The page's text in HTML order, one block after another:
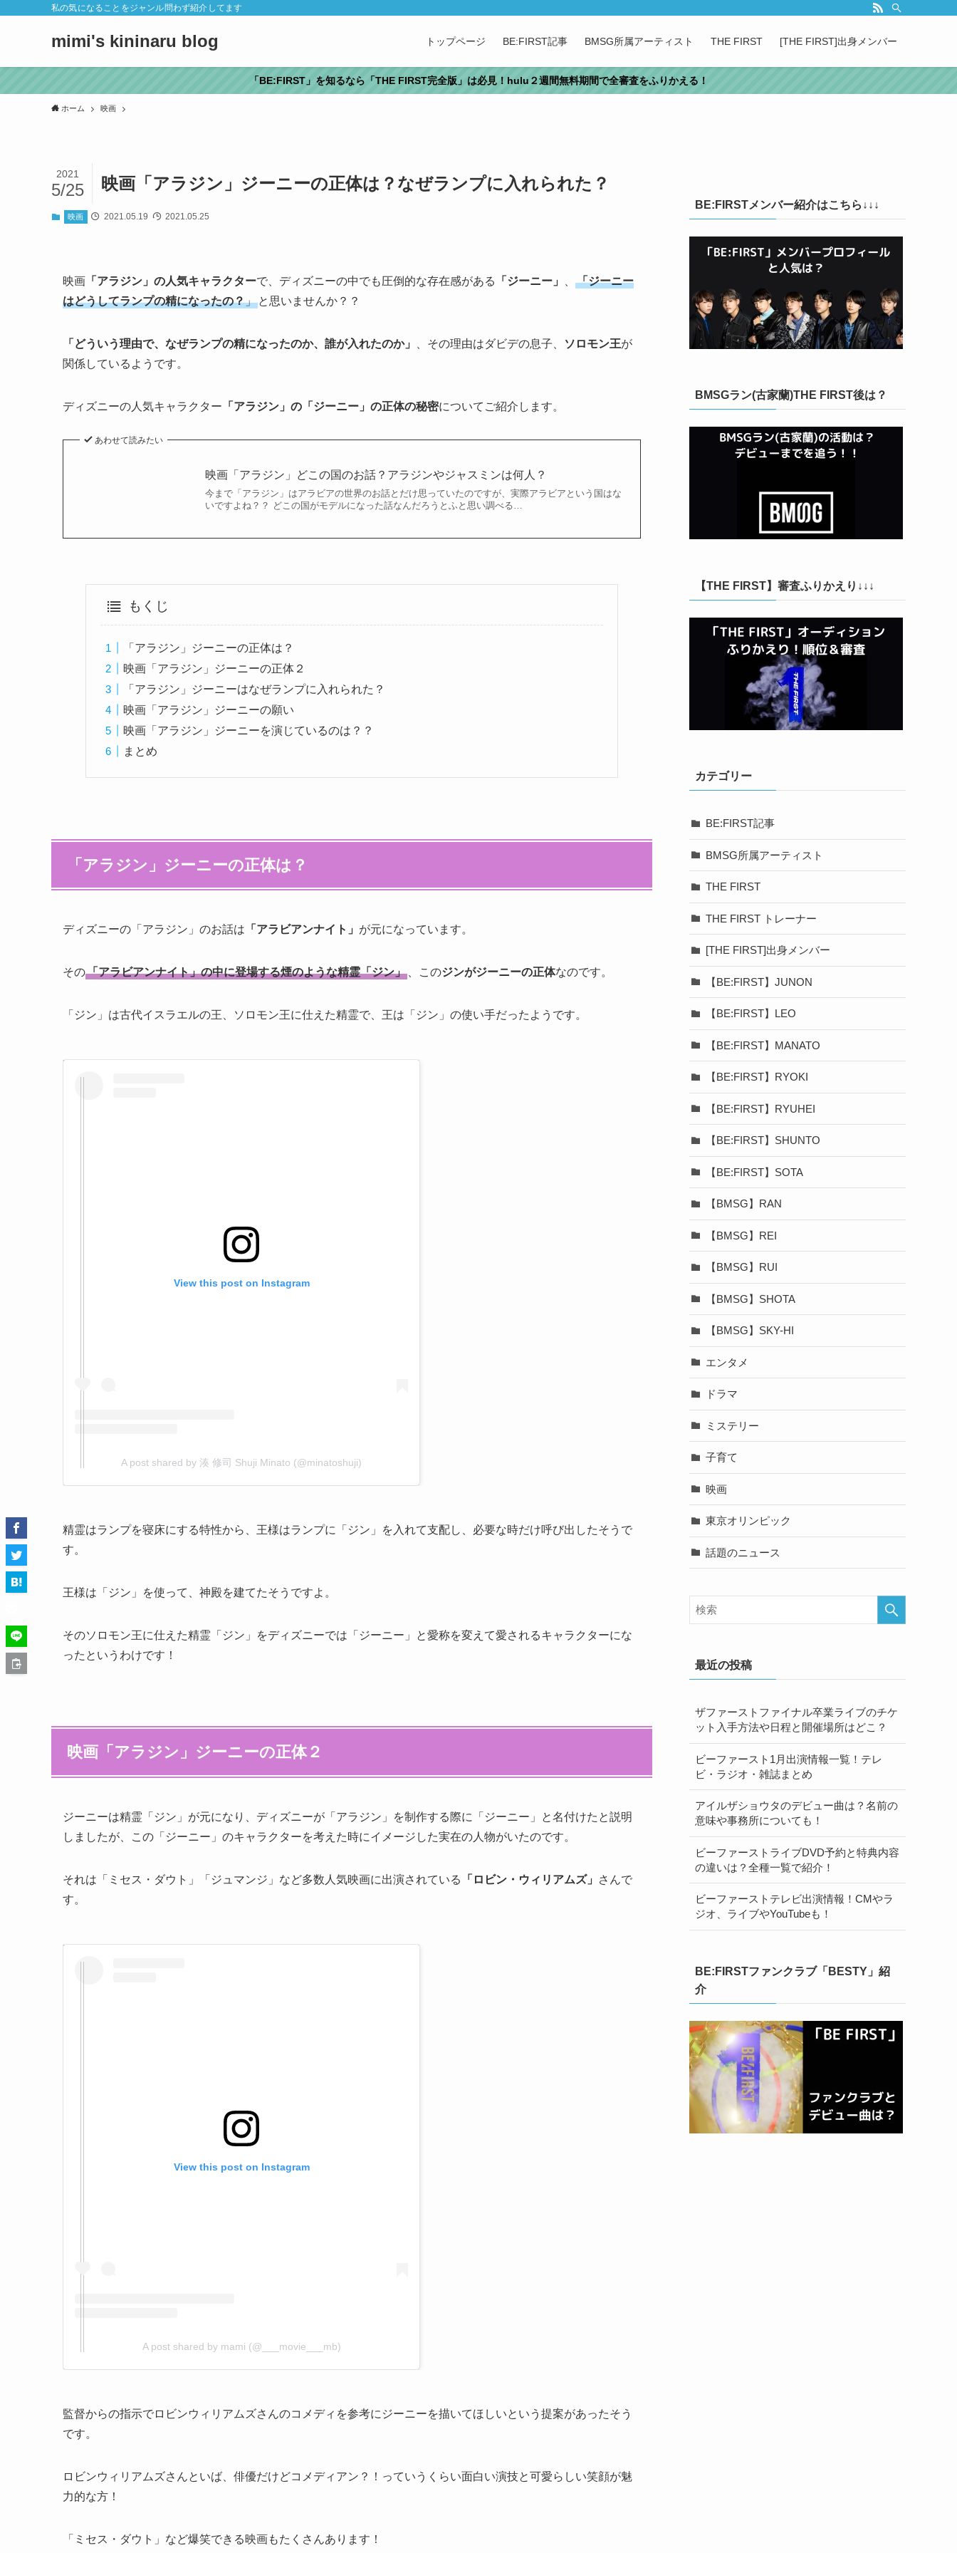
私の気になることをジャンル問わず紹介してます
mimi's kininaru blog トップページ BE:FIRST記事 BMSG所属アーティスト THE FIRST [THE FIRST]出身メンバー
「BE:FIRST」を知るなら「THE FIRST完全版」は必見！hulu２週間無料期間で全審査をふりかえる！
ホーム 映画
映画「アラジン」ジーニーの正体は？なぜランプに入れられた？
2021
5/25
映画 2021.05.19 2021.05.25
映画 「アラジン」の人気キャラクターで、ディズニーの中でも圧倒的な存在感がある 「ジーニー」
「ジーニー
はどうしてランプの精になったの？」 と思いませんか？？
「どういう理由で、なぜランプの精になったのか、誰が入れたのか」 、その理由はダビデの息子、 ソロモン王が
関係しているようです。
ディズニーの人気キャラクター 「アラジン」の「ジーニー」の正体の秘密についてご紹介します。
あわせて読みたい
映画「アラジン」どこの国のお話？アラジンやジャスミンは何人？
今まで「アラジン」はアラビアの世界のお話とだけ思っていたのですが、実際アラビアという国はな
いですよね？？ どこの国がモデルになった話なんだろうとふと思い調べる…
もくじ
「アラジン」ジーニーの正体は？
映画「アラジン」ジーニーの正体２
「アラジン」ジーニーはなぜランプに入れられた？
映画「アラジン」ジーニーの願い
映画「アラジン」ジーニーを演じているのは？？
まとめ
「アラジン」ジーニーの正体は？
ディズニーの「アラジン」のお話は 「アラビアンナイト」 が元になっています。
その「アラビアンナイト」の中に登場する煙のような精霊「ジン」 、このジンがジーニーの正体なのです。
「ジン」は古代イスラエルの王、ソロモン王に仕えた精霊で、王は「ジン」の使い手だったようです。
View this post on Instagram
A post shared by 湊 修司 Shuji Minato (@minatoshuji)
精霊はランプを寝床にする特性から、王様はランプに「ジン」を入れて支配し、必要な時だけ呼び出したそうで
す。
王様は「ジン」を使って、神殿を建てたそうですよ。
そのソロモン王に仕えた精霊「ジン」をディズニーでは「ジーニー」と愛称を変えて愛されるキャラクターにな
ったというわけです！
映画「アラジン」ジーニーの正体２
ジーニーは精霊「ジン」が元になり、ディズニーが「アラジン」を制作する際に「ジーニー」と名付けたと説明
しましたが、この「ジーニー」のキャラクターを考えた時にイメージした実在の人物がいたのです。
それは「ミセス・ダウト」「ジュマンジ」など多数人気映画に出演されている 「ロビン・ウィリアムズ」
さんで
す。
View this post on Instagram
A post shared by mami (@___movie___mb)
監督からの指示でロビンウィリアムズさんのコメディを参考にジーニーを描いてほしいという提案があったそう
です。
ロビンウィリアムズさんといば、俳優だけどコメディアン？！っていうくらい面白い演技と可愛らしい笑顔が魅
力的な方！
「ミセス・ダウト」など爆笑できる映画もたくさんあります！
BE:FIRSTメンバー紹介はこちら↓↓↓
BMSGラン(古家蘭)THE FIRST後は？
【THE FIRST】審査ふりかえり↓↓↓
カテゴリー
BE:FIRST記事
BMSG所属アーティスト
THE FIRST
THE FIRST トレーナー
[THE FIRST]出身メンバー
【BE:FIRST】JUNON
【BE:FIRST】LEO
【BE:FIRST】MANATO
【BE:FIRST】RYOKI
【BE:FIRST】RYUHEI
【BE:FIRST】SHUNTO
【BE:FIRST】SOTA
【BMSG】RAN
【BMSG】REI
【BMSG】RUI
【BMSG】SHOTA
【BMSG】SKY-HI
エンタメ
ドラマ
ミステリー
子育て
映画
東京オリンピック
話題のニュース
最近の投稿
ザファーストファイナル卒業ライブのチケ
ット入手方法や日程と開催場所はどこ？
ビーファースト1月出演情報一覧！テレ
ビ・ラジオ・雑誌まとめ
アイルザショウタのデビュー曲は？名前の
意味や事務所についても！
ビーファーストライブDVD予約と特典内容
の違いは？全種一覧で紹介！
ビーファーストテレビ出演情報！CMやラ
ジオ、ライブやYouTubeも！
BE:FIRSTファンクラブ「BESTY」紹
介